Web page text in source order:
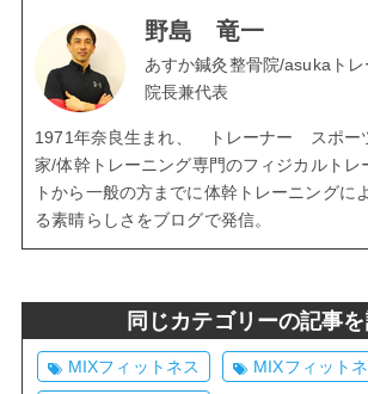
野島 竜一
あすか鍼灸整骨院/asukaト
院長兼代表
1971年奈良生まれ、 トレーナー スポー
家/体幹トレーニング専門のフィジカルトレ
トから一般の方までに体幹トレーニングに
る素晴らしさをブログで発信。
同じカテゴリーの記事
MIXフィットネス MIXフィット